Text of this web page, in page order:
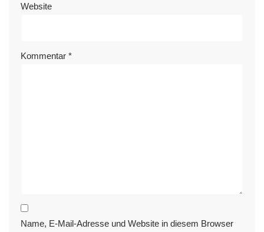
Website
Kommentar *
Name, E-Mail-Adresse und Website in diesem Browser